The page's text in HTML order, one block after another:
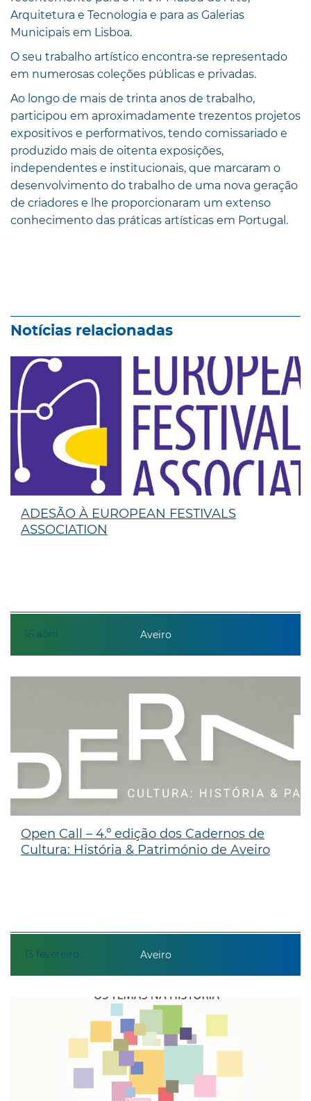
Arquitetura e Tecnologia e para as Galerias
Municipais em Lisboa.
O seu trabalho artístico encontra-se representado
em numerosas coleções públicas e privadas.
Ao longo de mais de trinta anos de trabalho,
participou em aproximadamente trezentos projetos
expositivos e performativos, tendo comissariado e
produzido mais de oitenta exposições,
independentes e institucionais, que marcaram o
desenvolvimento do trabalho de uma nova geração
de criadores e lhe proporcionaram um extenso
conhecimento das práticas artísticas em Portugal.
Notícias relacionadas
16 abril
ADESÃO À EUROPEAN FESTIVALS
ASSOCIATION
Aveiro
13 fevereiro
Open Call – 4.º edição dos Cadernos de
Cultura: História & Património de Aveiro
Aveiro